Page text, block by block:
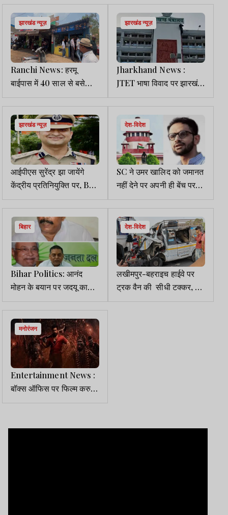
को भेजा नोटिस
झारखंड न्यूज़
Ranchi News: हरमू
बाईपास में 40 साल से बसे
दुकानदारों पर संकट, बोले –
अब तक कोई नोटिस नहीं
झारखंड न्यूज़
Jharkhand News :
JTET भाषा विवाद पर झारखंड
मंत्रालय में बैठक शुरू, फैसले
पर टिकी नजरें
झारखंड न्यूज़
आईपीएस सुरेंद्र झा जायेंगे
केंद्रीय प्रतिनियुक्ति पर, BSF
में होंगे DIG
देश-विदेश
SC ने उमर खालिद को जमानत
नहीं देने पर अपनी ही बेंच पर
आपत्ति जताई, याद दिलाया,
जमानत नियम है और जेल
अपवाद
बिहार
Bihar Politics: आनंद
मोहन के बयान पर जदयू का
पलटवार, नीतीश ना होते तो
जेल से बाहर नहीं आ पाते
देश-विदेश
लखीमपुर-बहराइच हाईवे पर
ट्रक वैन की सीधी टक्कर, 10
लोगों की मौत
मनोरंजन
Entertainment News :
बॉक्स ऑफिस पर फिल्म करुप्पु
का जलवा, वर्ल्डवाइड 100